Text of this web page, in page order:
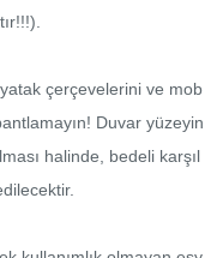
Duvar yüzeyin
halinde, bedeli karşıl